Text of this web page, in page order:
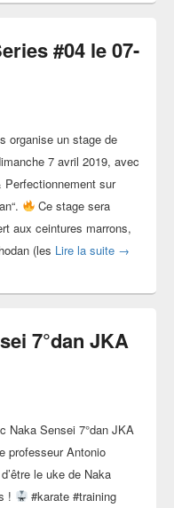
#04 le 07-
organise un stage de
7 avril 2019, avec
Perfectionnement sur
Ce stage sera
aux ceintures marrons,
(les Lire la suite Stage
→
7°dan JKA
Naka Sensei 7°dan JKA
professeur Antonio
le uke de Naka
!
#karate #training